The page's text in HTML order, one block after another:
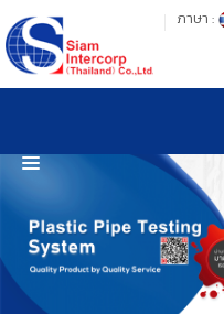
รู้ลึก รู้จริง เรื่องเครื่องมือทด
ภาษา :
HOME
PRODUCT